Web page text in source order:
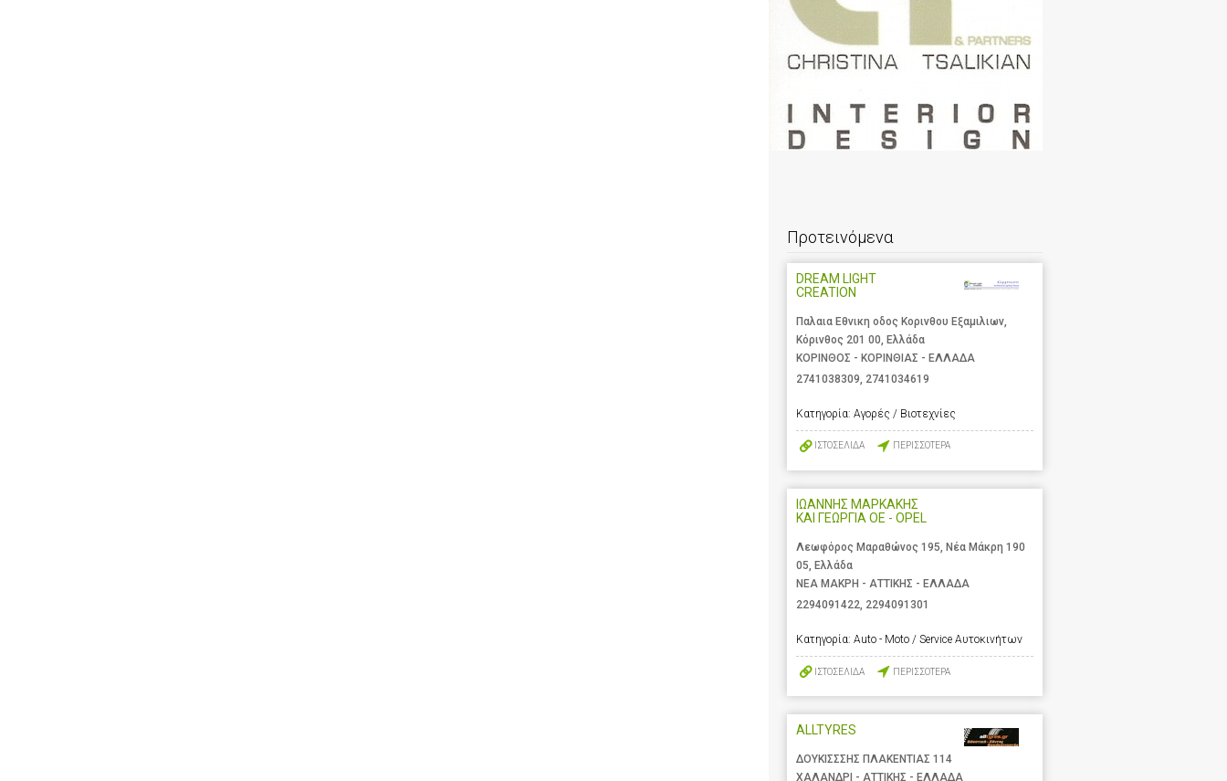
Προτεινόμενα
DREAM LIGHT
CREATION
Παλαια Εθνικη οδος Κορινθου Εξαμιλιων,
Κόρινθος 201 00, Ελλάδα
ΚΟΡΙΝΘΟΣ - ΚΟΡΙΝΘΙΑΣ - ΕΛΛΑΔΑ
2741038309 2741034619
Κατηγορία: Αγορές / Βιοτεχνίες
ΙΣΤΟΣΕΛΙΔΑ ΠΕΡΙΣΣΟΤΕΡΑ
ΙΩΑΝΝΗΣ ΜΑΡΚΑΚΗΣ
ΚΑΙ ΓΕΩΡΓΙΑ ΟΕ - OPEL
Λεωφόρος Μαραθώνος 195, Νέα Μάκρη 190
05, Ελλάδα
ΝΕΑ ΜΑΚΡΗ - ΑΤΤΙΚΗΣ - ΕΛΛΑΔΑ
2294091422, 2294091301
Κατηγορία: Auto - Moto / Service Αυτοκινήτων
ΙΣΤΟΣΕΛΙΔΑ ΠΕΡΙΣΣΟΤΕΡΑ
ALLTYRES
ΔΟΥΚΙΣΣΣΗΣ ΠΛΑΚΕΝΤΙΑΣ 114
ΧΑΛΑΝΔΡΙ - ΑΤΤΙΚΗΣ - ΕΛΛΑΔΑ